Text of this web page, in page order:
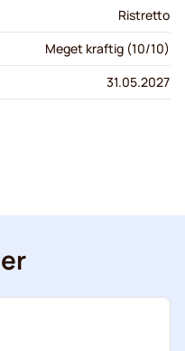
Ristretto
Meget kraftig (10/10)
31.05.2027